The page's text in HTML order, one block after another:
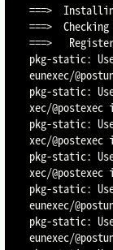
===>
===>
===>
pkg-static:
eunexec/
pkg-static:
xec/@postexec
pkg-static:
xec/@postexec
pkg-static:
xec/@postexec
pkg-static:
eunexec/
pkg-static:
eunexec/